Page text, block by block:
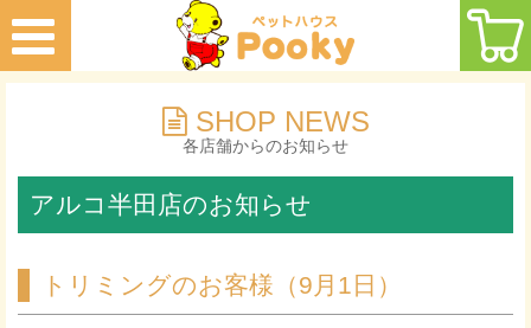
SHOP NEWS
各店舗からのお知らせ
アルコ半田店のお知らせ
トリミングのお客様（9月1日）